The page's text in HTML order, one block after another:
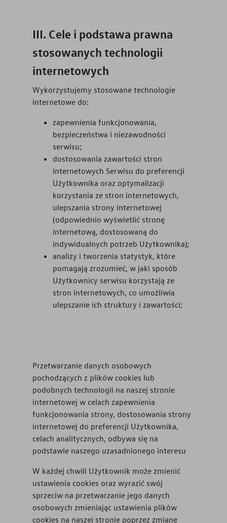
Cele i podstawa prawna
stosowanych technologii
internetowych
Wykorzystujemy stosowane technologie
internetowe do:
zapewnienia funkcjonowania,
bezpieczeństwa i niezawodności
serwisu;
dostosowania zawartości stron
internetowych Serwisu do preferencji
Użytkownika oraz optymalizacji
korzystania ze stron internetowych,
ulepszania strony internetowej
(odpowiednio wyświetlić stronę
internetową, dostosowaną do
indywidualnych potrzeb Użytkownika);
analizy i tworzenia statystyk, które
pomagają zrozumieć, w jaki sposób
Użytkownicy serwisu korzystają ze
stron internetowych, co umożliwia
ulepszanie ich struktury i zawartości;
Przetwarzanie danych osobowych
pochodzących z plików cookies lub
podobnych technologii na naszej stronie
internetowej w celach zapewnienia
funkcjonowania strony, dostosowania strony
internetowej do preferencji Użytkownika,
celach analitycznych, odbywa się na
podstawie naszego uzasadnionego interesu
W każdej chwili Użytkownik może zmienić
ustawienia cookies oraz wyrazić swój
sprzeciw na przetwarzanie jego danych
osobowych zmieniając ustawienia plików
cookies na naszej stronie poprzez zmianę